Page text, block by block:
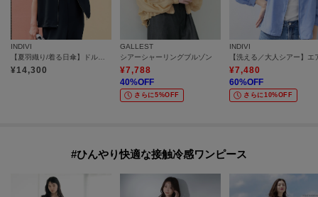
INDIVI
【夏羽織り/着る日傘】ドルマンフォルムブルゾン
¥14,300
GALLEST
シアーシャーリングブルゾン
¥7,788
40%OFF
さらに5%OFF
INDIVI
¥7,480
60%OFF
さらに10%OFF
#ひんやり快適な接触冷感ワンピース